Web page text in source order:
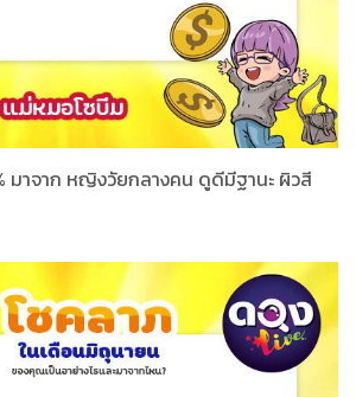
มาจาก หญิงวัยกลางคน ดูดีมีฐานะ ผิวสี